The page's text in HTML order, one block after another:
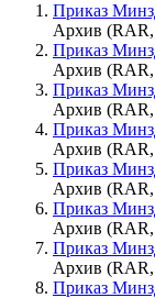
Приказ
Архив (RAR,
Приказ
Архив (RAR,
Приказ
Архив (RAR,
Приказ
Архив (RAR,
Приказ
Архив (RAR,
Приказ
Архив (RAR,
Приказ
Архив (RAR,
Приказ